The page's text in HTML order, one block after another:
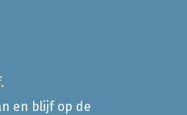
en blijf op de